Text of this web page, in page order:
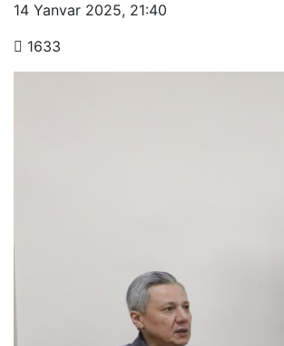
14 Yanvar 2025, 21:40
1633